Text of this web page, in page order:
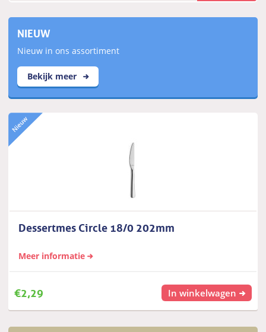
NIEUW
Nieuw in ons assortiment
Bekijk meer
Dessertmes Circle 18/0 202mm
Meer informatie
€2,29 In winkelwagen